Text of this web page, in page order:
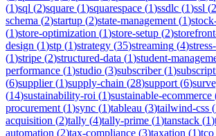
(1)sql (2)square (1)squarespace (1)ssdlc (1)ssl (2
schema (2)startup (2)state-management (1)
(1)store-optimization (1)store-setup (2)
design (1)stp (1)strategy (35)streaming (4)
(1)stripe (2)structured-data (1)student-
performance (1)studio (3)subscriber(1)
(6)supplier(1)supply-chain (28)support (6)
(14)sustainability-roi (1)sustainable-ecommerce
procurement (1)sync (1)tableau (3)tailwind-css (
acquisition (2)tally (4)tally-prime (1)tanstack (1)
automation (2)tax-compliance (3)taxation (1)tco